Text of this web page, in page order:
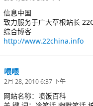
信息中国
致力服务于广大草根站长
综合博客
http://www.22china.info
喂喂
道：
2月 28, 2010 6:37 下午
网站名称：喷饭百科